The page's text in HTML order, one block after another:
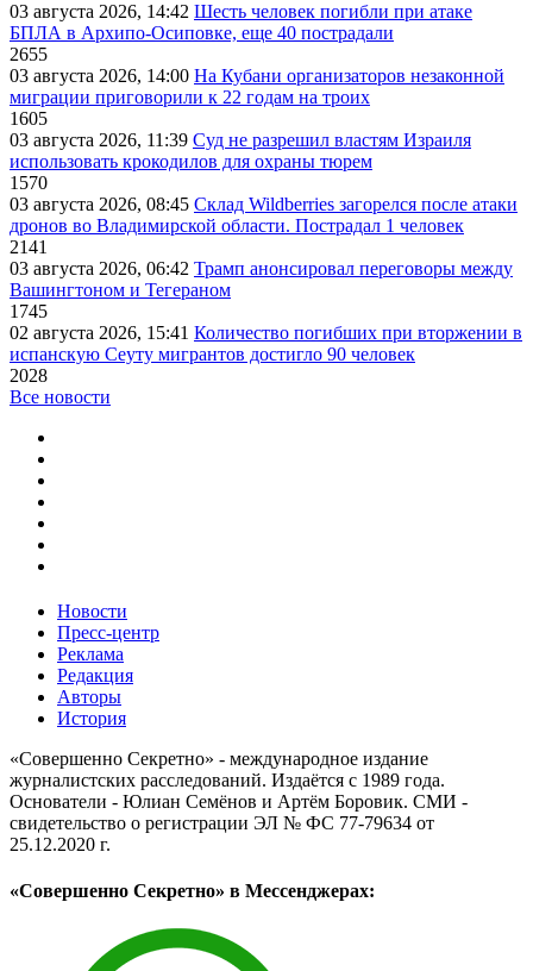
03 августа 2026, 14:42 Шесть человек погибли при атаке
БПЛА в Архипо-Осиповке, еще 40 пострадали
2655
03 августа 2026, 14:00 На Кубани организаторов незаконной
миграции приговорили к 22 годам на троих
1605
03 августа 2026, 11:39 Суд не разрешил властям Израиля
использовать крокодилов для охраны тюрем
1570
03 августа 2026, 08:45 Склад Wildberries загорелся после атаки
дронов во Владимирской области. Пострадал 1 человек
2141
03 августа 2026, 06:42 Трамп анонсировал переговоры между
Вашингтоном и Тегераном
1745
02 августа 2026, 15:41 Количество погибших при вторжении в
испанскую Сеуту мигрантов достигло 90 человек
2028
Все новости
Новости
Пресс-центр
Реклама
Редакция
Авторы
История
«Совершенно Секретно» - международное издание
журналистских расследований. Издаётся с 1989 года.
Основатели - Юлиан Семёнов и Артём Боровик. CМИ -
свидетельство о регистрации ЭЛ № ФС 77-79634 от
25.12.2020 г.
«Совершенно Секретно» в Мессенджерах: